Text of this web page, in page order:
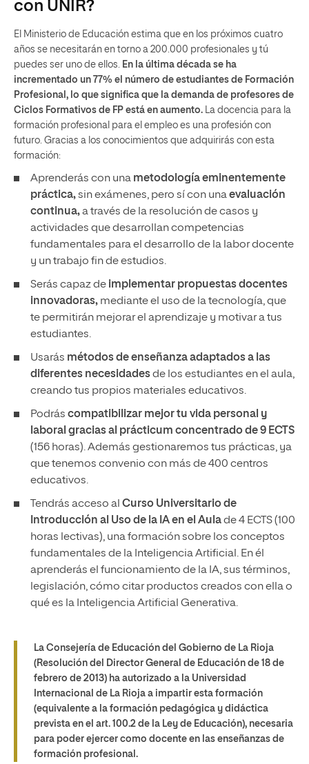
con UNIR?
El Ministerio de Educación estima que en los próximos cuatro
años se necesitarán en torno a 200.000 profesionales y tú
puedes ser uno de ellos. En la última década se ha
incrementado un 77% el número de estudiantes de Formación
Profesional, lo que significa que la demanda de profesores de
Ciclos Formativos de FP está en aumento. La docencia para la
formación profesional para el empleo es una profesión con
futuro. Gracias a los conocimientos que adquirirás con esta
formación:
Aprenderás con una metodología eminentemente
práctica,sin exámenes, pero sí con unaevaluación
continua,a través de la resolución de casos y
actividades que desarrollan competencias
fundamentales para el desarrollo de la labor docente
y un trabajo fin de estudios.
Serás capaz de implementar propuestas docentes
innovadoras, mediante el uso de la tecnología, que
te permitirán mejorar el aprendizaje y motivar a tus
estudiantes.
Usarás métodos de enseñanza adaptados a las
diferentes necesidadesde los estudiantes en el aula,
creando tus propios materiales educativos.
Podrás compatibilizar mejor tu vida personal y
laboral gracias al prácticum concentrado de 9 ECTS
(156 horas). Además gestionaremos tus prácticas, ya
que tenemos convenio con más de 400 centros
educativos.
Tendrás acceso al Curso Universitario de
Introducción al Uso de la IA en el Aulade 4 ECTS (100
horas lectivas), una formación sobre los conceptos
fundamentales de la Inteligencia Artificial. En él
aprenderás el funcionamiento de la IA, sus términos,
legislación, cómo citar productos creados con ella o
qué es la Inteligencia Artificial Generativa.
La Consejería de Educación del Gobierno de La Rioja
(Resolución del Director General de Educación de 18 de
febrero de 2013) ha autorizado a la Universidad
Internacional de La Rioja a impartir esta formación
(equivalente a la formación pedagógica y didáctica
prevista en el art. 100.2 de la Ley de Educación), necesaria
para poder ejercer como docente en las enseñanzas de
formación profesional.